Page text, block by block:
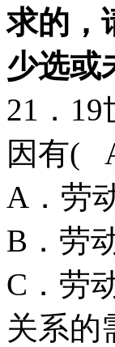
求的，
少选或
21．
因有
A．劳
B．劳
C．劳
关系的